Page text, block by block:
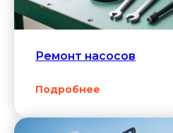
Ремонт насосов
Подробнее